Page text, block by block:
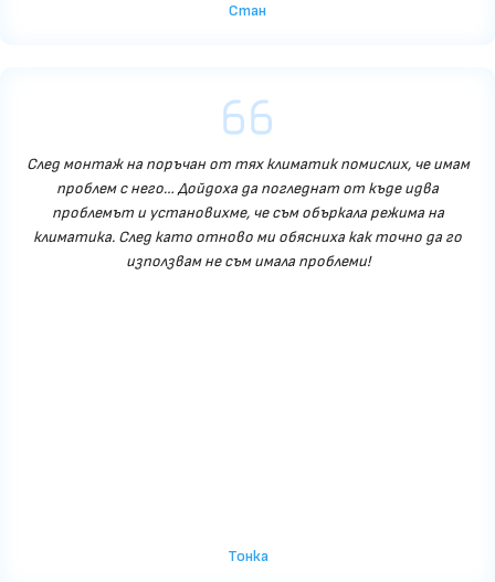
Стан
След монтаж на поръчан от тях климатик помислих, че имам
проблем с него… Дойдоха да погледнат от къде идва
проблемът и установихме, че съм объркала режима на
климатика. След като отново ми обясниха как точно да го
използвам не съм имала проблеми!
Тонка